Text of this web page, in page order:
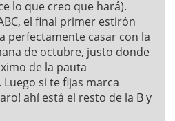
lo que creo que hará).
el final primer estirón
perfectamente casar con la
de octubre, justo donde
de la pauta
si te fijas marca
ahí está el resto de la B y